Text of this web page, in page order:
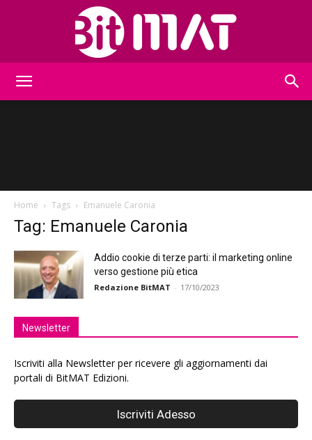
Home Tags Emanuele Caronia
Tag: Emanuele Caronia
Addio cookie di terze parti: il marketing online
verso gestione più etica
Redazione BitMAT - 17/10/2023
Newsletter
Iscriviti alla Newsletter per ricevere gli aggiornamenti dai
portali di BitMAT Edizioni.